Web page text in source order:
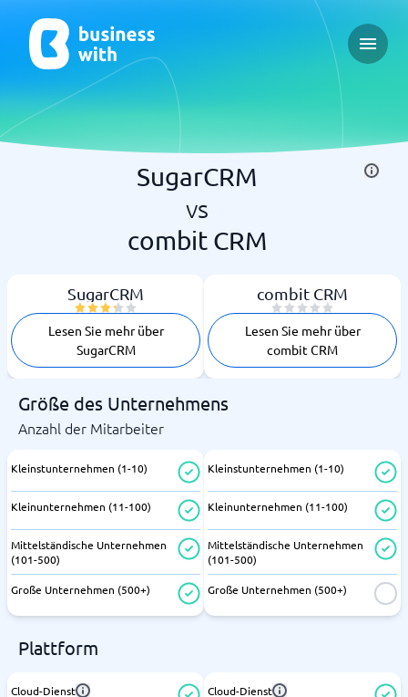
Open
SugarCRM
vs
combit CRM
SugarCRM
Lesen Sie mehr über
SugarCRM
combit CRM
Lesen Sie mehr über
combit CRM
Größe des Unternehmens
Anzahl der Mitarbeiter
Kleinstunternehmen (1-10)
Kleinunternehmen (11-100)
Mittelständische Unternehmen
(101-500)
Große Unternehmen (500+)
Kleinstunternehmen (1-10)
Kleinunternehmen (11-100)
Mittelständische Unternehmen
(101-500)
Große Unternehmen (500+)
Plattform
Cloud-Dienst Cloud-Dienst